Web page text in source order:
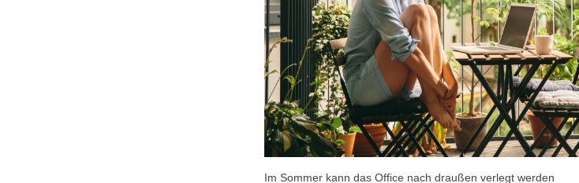
Im Sommer kann das Office nach draußen verlegt werden